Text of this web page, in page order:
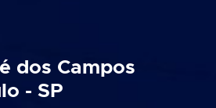
dos Campos
- SP